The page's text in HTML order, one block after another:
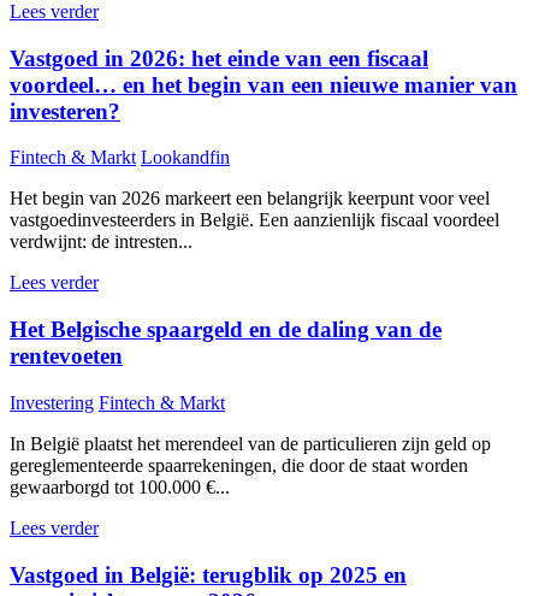
Lees verder
Vastgoed in 2026: het einde van een fiscaal
voordeel… en het begin van een nieuwe manier van
investeren?
Fintech & Markt Lookandfin
Het begin van 2026 markeert een belangrijk keerpunt voor veel
vastgoedinvesteerders in België. Een aanzienlijk fiscaal voordeel
verdwijnt: de intresten...
Lees verder
Het Belgische spaargeld en de daling van de
rentevoeten
Investering Fintech & Markt
In België plaatst het merendeel van de particulieren zijn geld op
gereglementeerde spaarrekeningen, die door de staat worden
gewaarborgd tot 100.000 €...
Lees verder
Vastgoed in België: terugblik op 2025 en